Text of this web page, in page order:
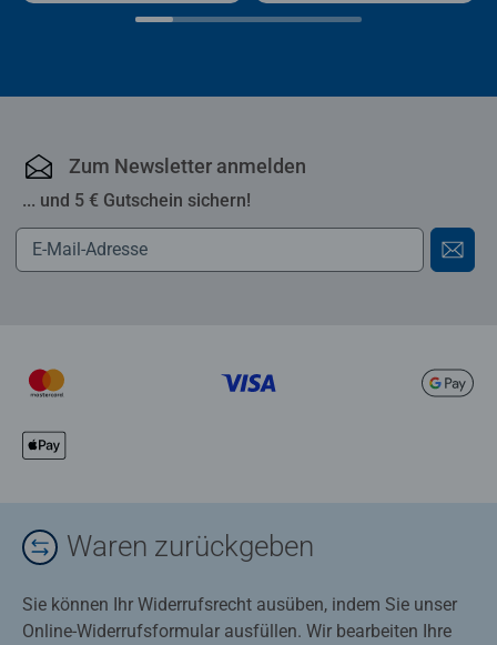
Zum Newsletter anmelden
... und 5 € Gutschein sichern!
Waren zurückgeben
Sie können Ihr Widerrufsrecht ausüben, indem Sie unser
Online-Widerrufsformular ausfüllen. Wir bearbeiten Ihre